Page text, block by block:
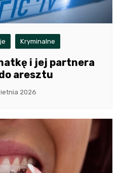
Kryminalne
i jej partnera
aresztu
2026